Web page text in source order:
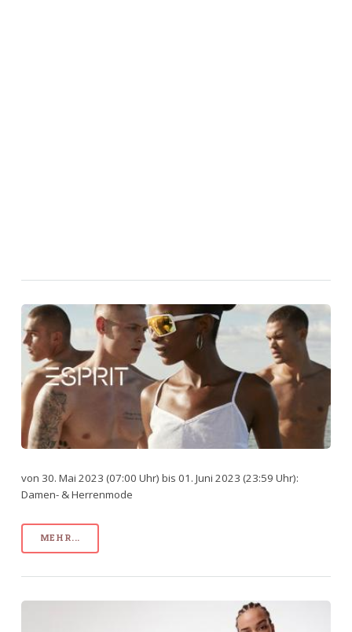
von 30. Mai 2023 (07:00 Uhr) bis 01. Juni 2023 (23:59 Uhr):
Damen- & Herrenmode
MEHR...